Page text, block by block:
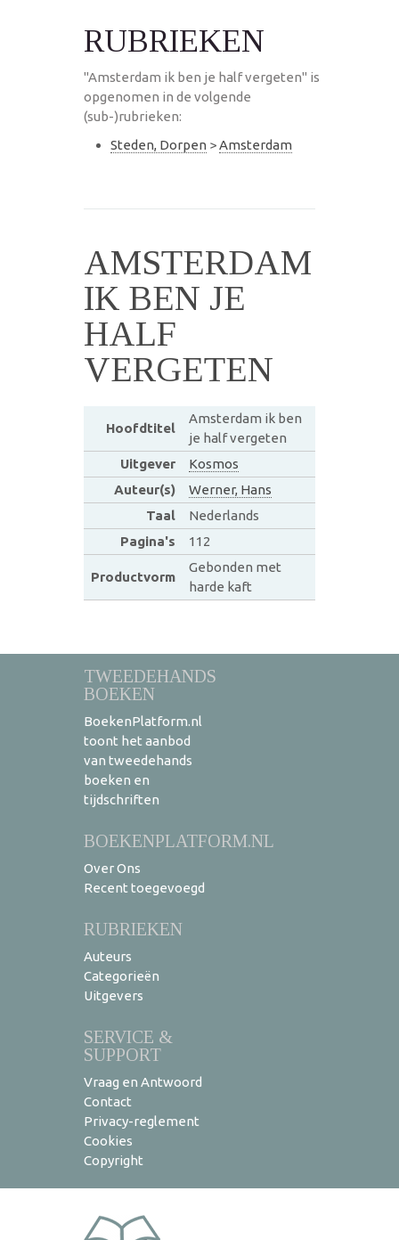
RUBRIEKEN
"Amsterdam ik ben je half vergeten" is
opgenomen in de volgende
(sub-)rubrieken:
Steden, Dorpen >Amsterdam
AMSTERDAM
IK BEN JE
HALF
VERGETEN
Hoofdtitel
Amsterdam ik ben
je half vergeten
Uitgever
Kosmos
Auteur(s)
Werner, Hans
Taal
Nederlands
Pagina's
112
Productvorm
Gebonden met
harde kaft
TWEEDEHANDS
BOEKEN
BoekenPlatform.nl
toont het aanbod
van tweedehands
boeken en
tijdschriften
BOEKENPLATFORM.NL
Over Ons
Recent toegevoegd
RUBRIEKEN
Auteurs
Categorieën
Uitgevers
SERVICE &
SUPPORT
Vraag en Antwoord
Contact
Privacy-reglement
Cookies
Copyright